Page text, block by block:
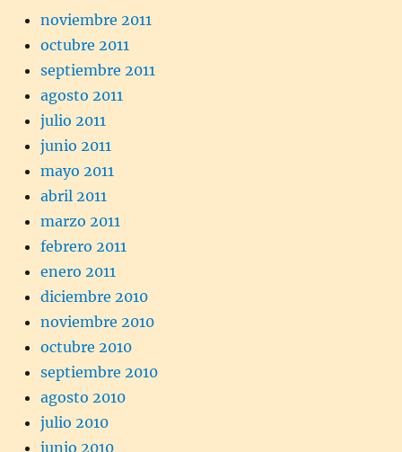
noviembre 2011
octubre 2011
septiembre 2011
agosto 2011
julio 2011
junio 2011
mayo 2011
abril 2011
marzo 2011
febrero 2011
enero 2011
diciembre 2010
noviembre 2010
octubre 2010
septiembre 2010
agosto 2010
julio 2010
junio 2010